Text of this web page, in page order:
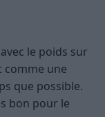
le poids sur
comme une
que possible.
bon pour le